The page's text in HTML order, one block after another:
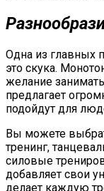
Одна из главных
это скука.
желание
предлагает
подойдут для
Вы можете
тренинг,
силовые
добавляет свои
делает каждую